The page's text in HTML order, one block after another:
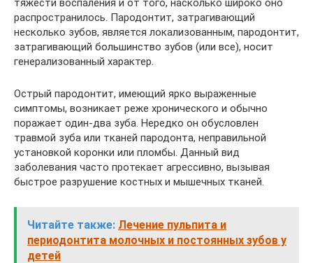
распространилось. Пародонтит, затрагивающий
несколько зубов, является локализованным, пародонтит,
затрагивающий большинство зубов (или все), носит
генерализованный характер.
Острый пародонтит, имеющий ярко выраженные
симптомы, возникает реже хронического и обычно
поражает один-два зуба. Нередко он обусловлен
травмой зуба или тканей пародонта, неправильной
установкой коронки или пломбы. Данный вид
заболевания часто протекает агрессивно, вызывая
быстрое разрушение костных и мышечных тканей.
Читайте также: Лечение пульпита и
периодонтита молочных и постоянных зубов у
детей